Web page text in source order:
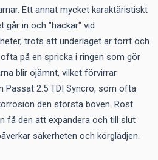
Ett annat mycket karaktäristiskt
går in och "hackar" vid
trots att underlaget är torrt och
på en spricka i ringen som gör
blir ojämnt, vilket förvirrar
Passat 2.5 TDI Syncro, som ofta
den största boven. Rost
få den att expandera och till slut
säkerheten och körglädjen.